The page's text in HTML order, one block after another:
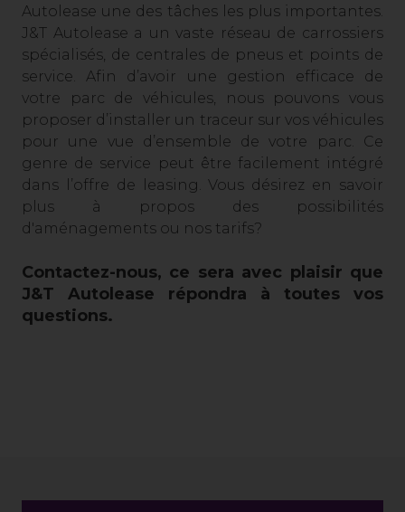
Autolease une des tâches les plus importantes.
J&T Autolease a un vaste réseau de carrossiers
spécialisés, de centrales de pneus et points de
service. Afin d’avoir une gestion efficace de
votre parc de véhicules, nous pouvons vous
proposer d’installer un traceur sur vos véhicules
pour une vue d’ensemble de votre parc. Ce
genre de service peut être facilement intégré
dans l’offre de leasing. Vous désirez en savoir
plus à propos des possibilités
d'aménagements ou nos tarifs?
Contactez-nous, ce sera avec plaisir que
J&T Autolease répondra à toutes vos
questions.